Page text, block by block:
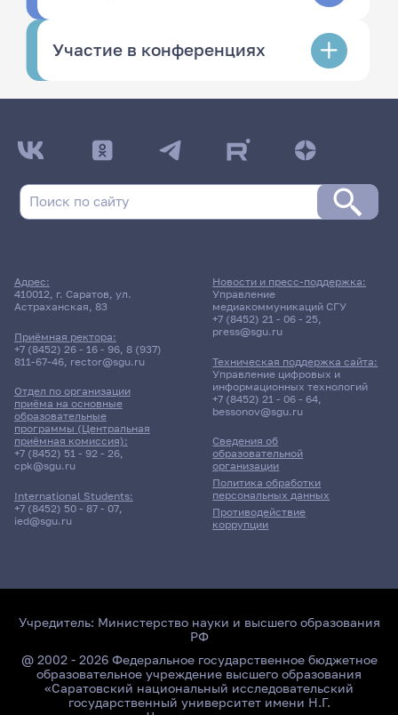
Участие в конференциях
Адрес:
410012, г. Саратов, ул.
Астраханская, 83
Приёмная ректора:
+7 (8452) 26 - 16 - 96, 8 (937)
811-67-46, rector@sgu.ru
Отдел по организации
приёма на основные
образовательные
программы (Центральная
приёмная комиссия):
+7 (8452) 51 - 92 - 26,
cpk@sgu.ru
International Students:
+7 (8452) 50 - 87 - 07,
ied@sgu.ru
Сведения об
образовательной
организации
Политика обработки
персональных данных
Противодействие
коррупции
Новости и пресс-поддержка:
Управление
медиакоммуникаций СГУ
+7 (8452) 21 - 06 - 25,
press@sgu.ru
Техническая поддержка сайта:
Управление цифровых и
информационных технологий
+7 (8452) 21 - 06 - 64,
bessonov@sgu.ru
Учредитель: Министерство науки и высшего образования
РФ
@ 2002 - 2026 Федеральное государственное бюджетное
образовательное учреждение высшего образования
«Саратовский национальный исследовательский
государственный университет имени Н.Г.